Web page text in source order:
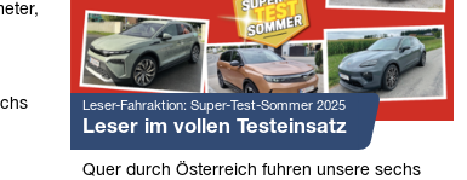
Leser-Fahraktion: Super-Test-Sommer 2025
Leser im vollen Testeinsatz
Quer durch Österreich fuhren unsere sechs